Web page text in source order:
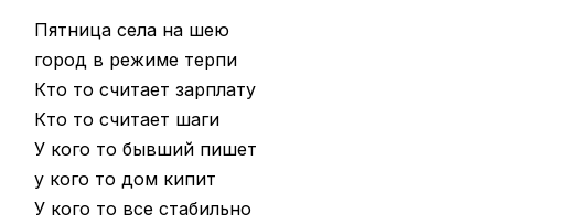
Пятница села на шею
город в режиме терпи
Кто то считает зарплату
Кто то считает шаги
У кого то бывший пишет
у кого то дом кипит
У кого то все стабильно